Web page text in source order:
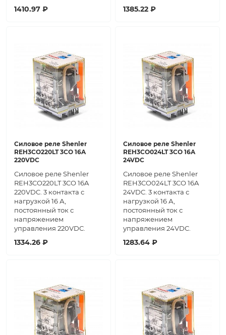
1410.97 ₽ 1385.22 ₽
Силовое реле Shenler
REH3CO220LT 3CO 16A
220VDC
Силовое реле Shenler
REH3CO220LT 3CO 16A
220VDC. 3 контакта с
нагрузкой 16 А,
постоянный ток с
напряжением
управления 220VDC.
1334.26 ₽
Силовое реле Shenler
REH3CO024LT 3CO 16A
24VDC
Силовое реле Shenler
REH3CO024LT 3CO 16A
24VDC. 3 контакта с
нагрузкой 16 А,
постоянный ток с
напряжением
управления 24VDC.
1283.64 ₽